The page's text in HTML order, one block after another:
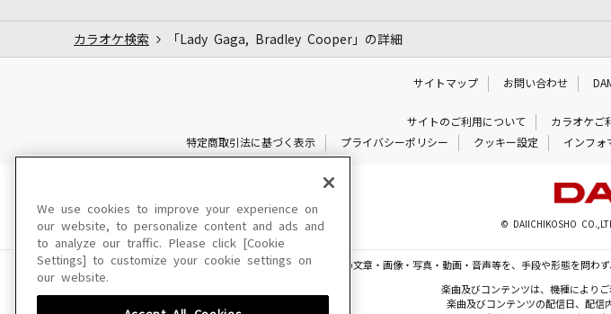
カラオケ検索 「Lady Gaga, Bradley Cooper」の詳細
サイトマップ お問い合わせ
サイトのご利用について カラオケご
特定商取引法に基づく表示
プライバシーポリシー クッキー設定 インフォ
© DAIICHIKOSHO
このサイトに掲載されている一切の文章・画像・写真・動画・音声等を、手段や形態を問わ
楽曲及びコンテンツは、機種により
楽曲及びコンテンツの配信日、配信
We use cookies to improve your experience on
our website, to personalize content and ads and
to analyze our traffic. Please click [Cookie
Settings] to customize your cookie settings on
our website.